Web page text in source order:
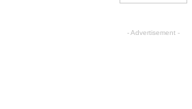
- Advertisement -